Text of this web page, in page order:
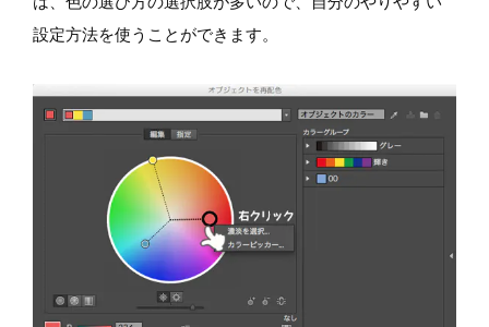
設定方法を使うことができます。